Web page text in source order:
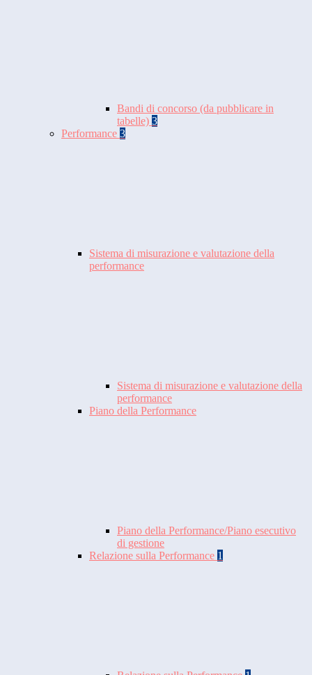
Bandi di concorso (da pubblicare in
tabelle) 3
Performance 3
Sistema di misurazione e valutazione della
performance
Sistema di misurazione e valutazione della
performance
Piano della Performance
Piano della Performance/Piano esecutivo
di gestione
Relazione sulla Performance 1